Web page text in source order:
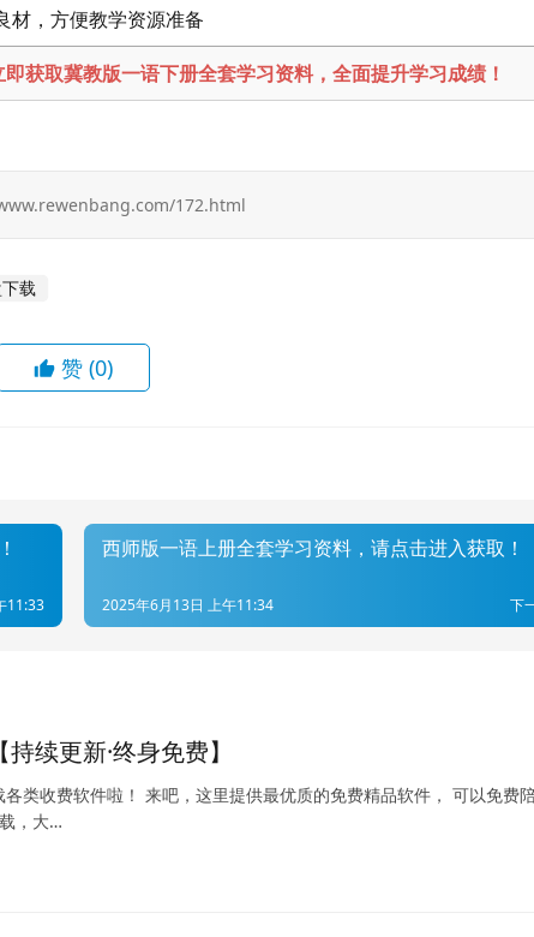
材，方便教学资源准备
获取冀教版一语下册全套学习资料，全面提升学习成绩！
172.html
载
赞 (0)
11:33
西师版一语上册全套学习资料，请点击进入获取！
下
2025年6月13日 上午11:34
续更新·终身免费】
类收费软件啦！ 来吧，这里提供最优质的免费精品软件， 可以免费
，大…